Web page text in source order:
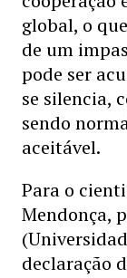
global, o
de um
pode ser
se silencia,
sendo
aceitável.
Para o
Mendonça,
declaração